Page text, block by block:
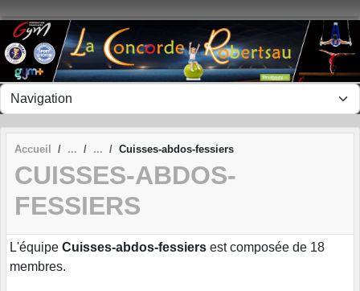
Accueil Cuisses-abdos-fessiers
CUISSES-ABDOS-
FESSIERS
L'équipe Cuisses-abdos-fessiers est composée de 18
membres.